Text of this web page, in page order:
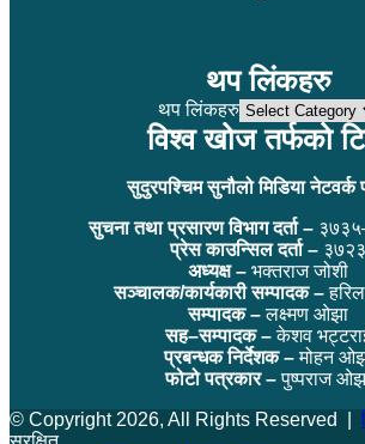
थप लिंकहरु
थप लिंकहरु
विश्व खोज तर्फको
सुदुरपश्चिम सुनौलो मिडिया नेटवर्क
सुचना तथा प्रसारण विभाग दर्ता –
प्रेस काउन्सिल दर्ता – ३७२३
अध्यक्ष – भक्तराज जोशी
सञ्चालक/कार्यकारी सम्पादक –
सम्पादक –लक्ष्मण ओझा
सह–सम्पादक –केशव
प्रबन्धक निर्देशक –मोहन
फोटो पत्रकार –पुष्पराज
© Copyright 2026, All Rights Reserved |